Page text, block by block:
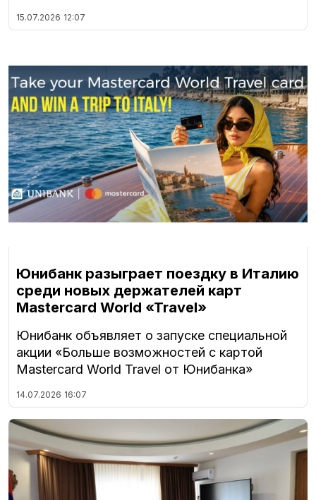
15.07.2026 12:07
Юнибанк разыграет поездку в Италию
среди новых держателей карт
Mastercard World «Travel»
Юнибанк объявляет о запуске специальной
акции «Больше возможностей с картой
Mastercard World Travel от Юнибанка»
14.07.2026 16:07